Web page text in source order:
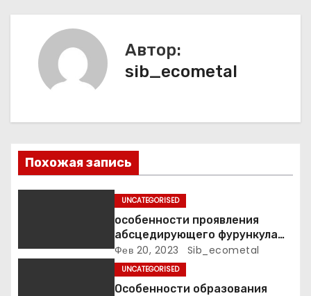
п
о
з
и
Автор:
sib_ecometal
Похожая запись
UNCATEGORISED
особенности проявления
абсцедирующего фурункула
код по МКБ-10
Фев 20, 2023 Sib_ecometal
UNCATEGORISED
Особенности образования